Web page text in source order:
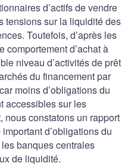
d’actifs de vendre
tensions sur la liquidité des
Toutefois, d’après les
comportement d’achat à
niveau d’activités de prêt
du financement par
moins d’obligations du
accessibles sur les
nous constatons un rapport
d’obligations du
banques centrales
de liquidité.